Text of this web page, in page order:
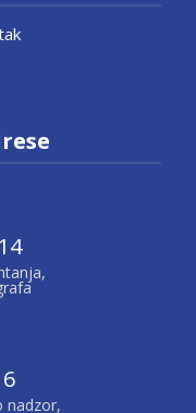
nadzor,